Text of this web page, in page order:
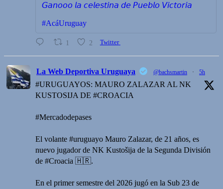
𝘎𝘢𝘯𝘰𝘰𝘰 𝘭𝘢 𝘤𝘦𝘭𝘦𝘴𝘵𝘪𝘯𝘢 𝘥𝘦 𝘗𝘶𝘦𝘣𝘭𝘰 𝘝𝘪𝘤𝘵𝘰𝘳𝘪𝘢
#AcáUruguay
1 2 Twitter
La Web Deportiva Uruguaya @bachsmartin · 5h
#URUGUAYOS: MAURO ZALAZAR AL NK
KUSTOSIJA DE #CROACIA
#Mercadodepases
El volante #uruguayo Mauro Zalazar, de 21 años, es
nuevo jugador de NK Kustošija de la Segunda División
de #Croacia 🇭🇷.
En el primer semestre del 2026 jugó en la Sub 23 de